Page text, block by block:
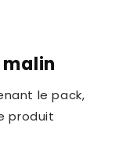
le pack,
produit